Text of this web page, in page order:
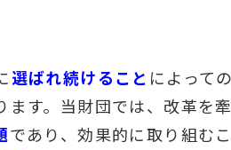
選ばれ続けること によって
ます。当財団では、改革を
であり、効果的に取り組む